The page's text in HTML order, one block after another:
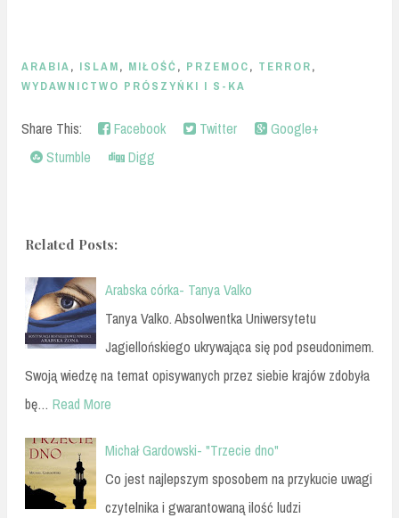
ARABIA, ISLAM, MIŁOŚĆ , PRZEMOC, TERROR,
WYDAWNICTWO PRÓSZYŃKI I S-KA
Share This: Facebook Twitter
Google+
Stumble
Digg
Related Posts:
Arabska córka- Tanya Valko
Tanya Valko. Absolwentka Uniwersytetu
Jagiellońskiego ukrywająca się pod pseudonimem.
Swoją wiedzę na temat opisywanych przez siebie krajów zdobyła
bę… Read More
Michał Gardowski- "Trzecie dno"
Co jest najlepszym sposobem na przykucie uwagi
czytelnika i gwarantowaną ilość ludzi